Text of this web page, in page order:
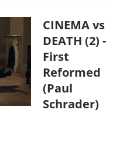
CINEMA vs
DEATH (2) -
First
Reformed
(Paul
Schrader)